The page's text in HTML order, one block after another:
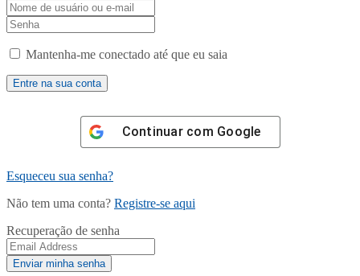
Mantenha-me conectado até que eu saia
Continuar com Google
Esqueceu sua senha?
Não tem uma conta? Registre-se aqui
Recuperação de senha